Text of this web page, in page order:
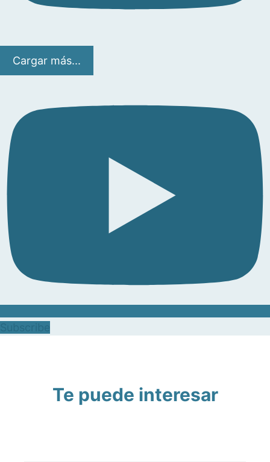
Cargar más...
Te puede interesar